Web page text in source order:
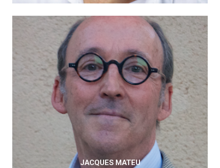
JACQUES MATEU